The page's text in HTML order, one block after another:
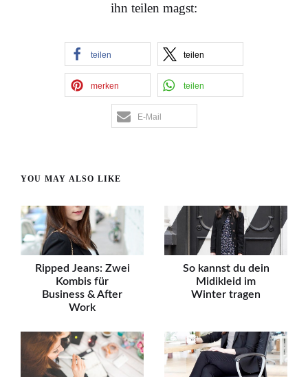
ihn teilen magst:
teilen teilen
merken teilen
E-Mail
YOU MAY ALSO LIKE
Ripped Jeans: Zwei
Kombis für
Business & After
Work
So kannst du dein
Midikleid im
Winter tragen